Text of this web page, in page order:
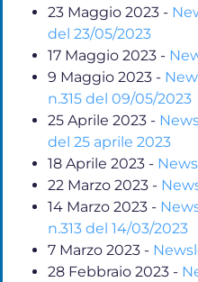
23 Maggio 2023 -
del 23/05/2023
17 Maggio 2023 -
9 Maggio 2023 -
n.315 del 09/05/2023
25 Aprile 2023 -
del 25 aprile 2023
18 Aprile 2023 -
22 Marzo 2023 -
14 Marzo 2023 -
n.313 del 14/03/2023
7 Marzo 2023 -
28 Febbraio 2023 -